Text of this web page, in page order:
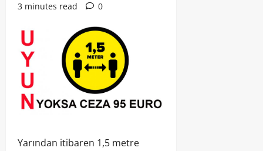
3 minutes read
0
Yarından itibaren 1,5 metre